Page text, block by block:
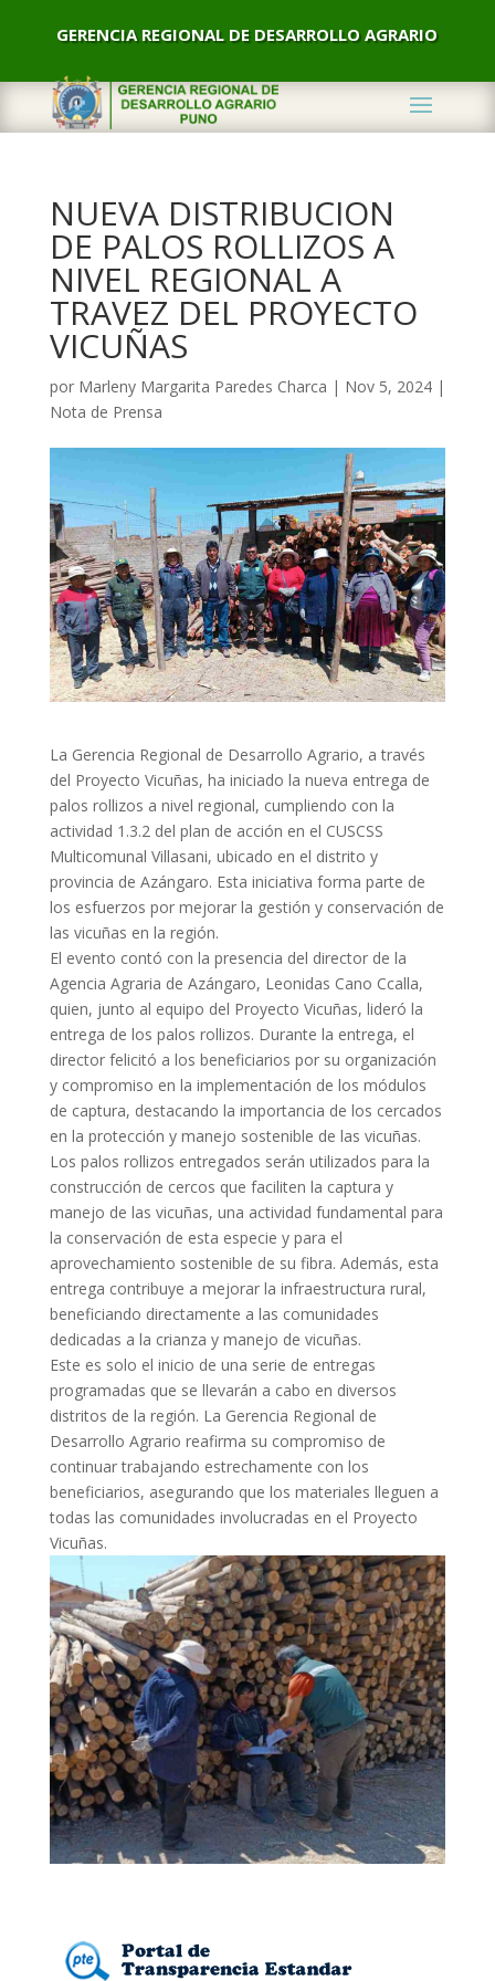
GERENCIA REGIONAL DE DESARROLLO AGRARIO
NUEVA DISTRIBUCION
DE PALOS ROLLIZOS A
NIVEL REGIONAL A
TRAVEZ DEL PROYECTO
VICUÑAS
por Marleny Margarita Paredes Charca | Nov 5, 2024|
Nota de Prensa
La Gerencia Regional de Desarrollo Agrario, a través
del Proyecto Vicuñas, ha iniciado la nueva entrega de
palos rollizos a nivel regional, cumpliendo con la
actividad 1.3.2 del plan de acción en el CUSCSS
Multicomunal Villasani, ubicado en el distrito y
provincia de Azángaro. Esta iniciativa forma parte de
los esfuerzos por mejorar la gestión y conservación de
las vicuñas en la región.
El evento contó con la presencia del director de la
Agencia Agraria de Azángaro, Leonidas Cano Ccalla,
quien, junto al equipo del Proyecto Vicuñas, lideró la
entrega de los palos rollizos. Durante la entrega, el
director felicitó a los beneficiarios por su organización
y compromiso en la implementación de los módulos
de captura, destacando la importancia de los cercados
en la protección y manejo sostenible de las vicuñas.
Los palos rollizos entregados serán utilizados para la
construcción de cercos que faciliten la captura y
manejo de las vicuñas, una actividad fundamental para
la conservación de esta especie y para el
aprovechamiento sostenible de su fibra. Además, esta
entrega contribuye a mejorar la infraestructura rural,
beneficiando directamente a las comunidades
dedicadas a la crianza y manejo de vicuñas.
Este es solo el inicio de una serie de entregas
programadas que se llevarán a cabo en diversos
distritos de la región. La Gerencia Regional de
Desarrollo Agrario reafirma su compromiso de
continuar trabajando estrechamente con los
beneficiarios, asegurando que los materiales lleguen a
todas las comunidades involucradas en el Proyecto
Vicuñas.